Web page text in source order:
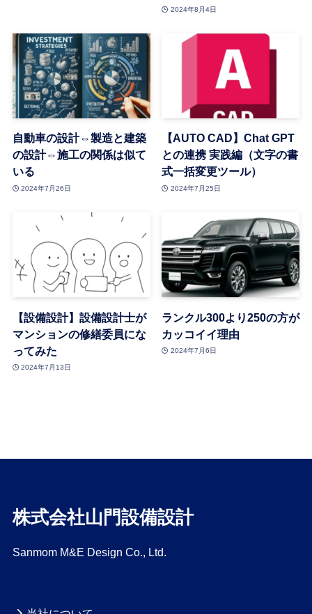
2024年8月4日
自動車の設計⇔製造と建築
の設計⇔施工の関係は似て
いる
2024年7月26日
【AUTO CAD】Chat GPT
との連携 実践編（文字の書
式一括変更ツール）
2024年7月25日
【設備設計】設備設計士が
マンションの修繕委員にな
ってみた
2024年7月13日
ランクル300より250の方が
カッコイイ理由
2024年7月6日
株式会社山門設備設計
Sanmom M&E Design Co., Ltd.